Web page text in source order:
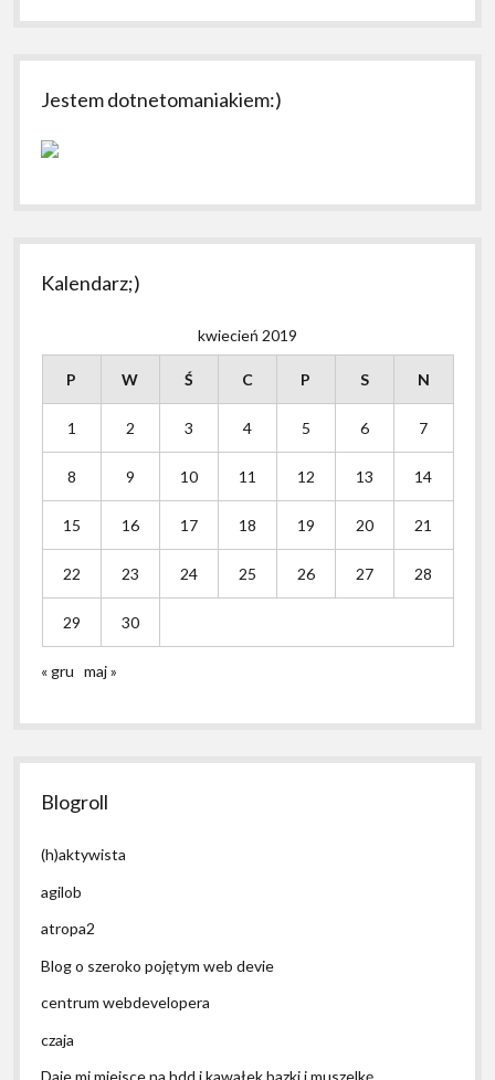
Jestem dotnetomaniakiem:)
Kalendarz;)
kwiecień 2019
P W Ś C P S N
1 2 3 4 5 6 7
8 9 10 11 12 13 14
15 16 17 18 19 20 21
22 23 24 25 26 27 28
29 30
« gru maj »
Blogroll
(h)aktywista
agilob
atropa2
Blog o szeroko pojętym web devie
centrum webdevelopera
czaja